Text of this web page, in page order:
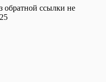
обратной ссылки не